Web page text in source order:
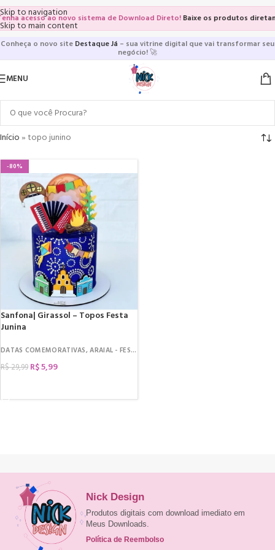
Skip to navigation
Skip to main content
acesso ao novo sistema de Download Direto!Baixe os produtos
Conheça o novo site Destaque Já – sua vitrine digital que vai transformar seu
negócio!🚀
MENU
Início»topo junino
-80%
Sanfona| Girassol – Topos Festa
Junina
DATAS COMEMORATIVAS,ARAIAL - FESTA JUNINA
R$29,99 R$5,99
Nick Design
Produtos digitais com download imediato em
Meus Downloads.
Política de Reembolso